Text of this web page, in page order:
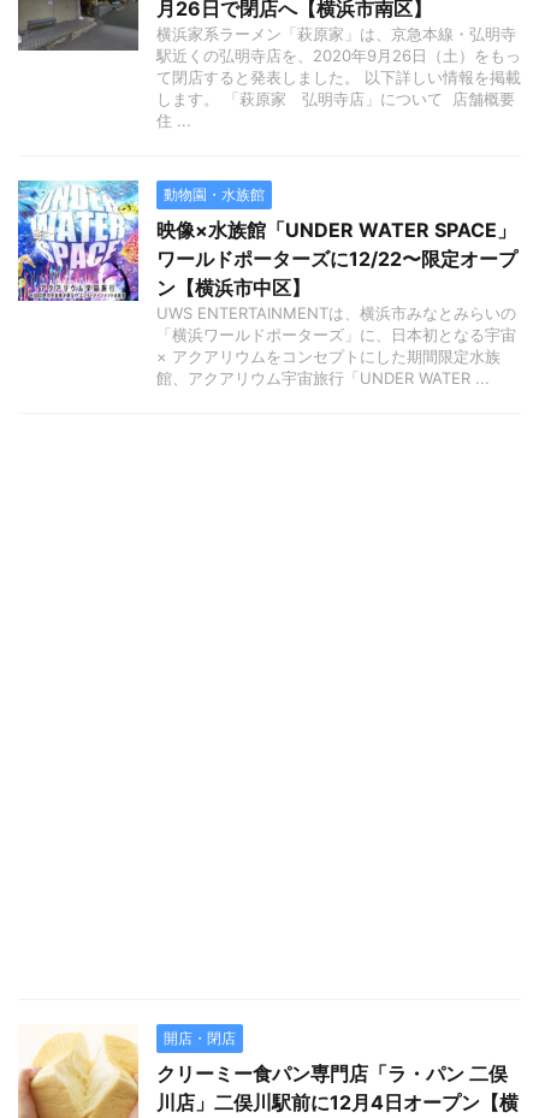
月26日で閉店へ【横浜市南区】
横浜家系ラーメン「萩原家」は、京急本線・弘明寺
駅近くの弘明寺店を、2020年9月26日（土）をもっ
て閉店すると発表しました。 以下詳しい情報を掲載
します。 「萩原家 弘明寺店」について 店舗概要
住 ...
動物園・水族館
映像×水族館「UNDER WATER SPACE」
ワールドポーターズに12/22〜限定オープ
ン【横浜市中区】
UWS ENTERTAINMENTは、横浜市みなとみらいの
「横浜ワールドポーターズ」に、日本初となる宇宙
× アクアリウムをコンセプトにした期間限定水族
館、アクアリウム宇宙旅行「UNDER WATER ...
開店・閉店
クリーミー食パン専門店「ラ・パン 二俣
川店」二俣川駅前に12月4日オープン【横